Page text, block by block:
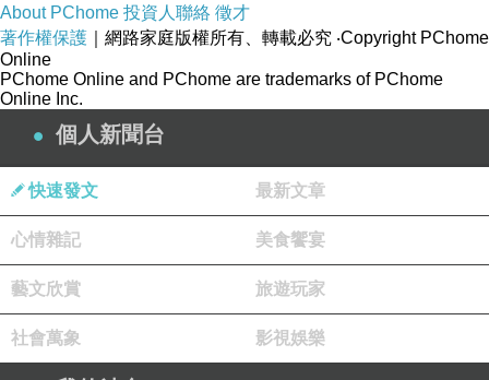
商品網址
About PChome 投資人聯絡 徵才
著作權保護 ｜網路家庭版權所有、轉載必究 ‧Copyright PChome
Online
PChome Online and PChome are trademarks of PChome
Online Inc.
個人新聞台
快速發文 最新文章
心情雜記 美食饗宴
藝文欣賞 旅遊玩家
社會萬象 影視娛樂